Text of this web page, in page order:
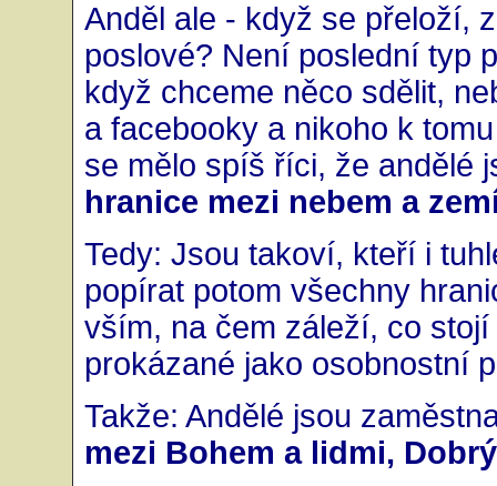
Anděl ale - když se přeloží,
poslové? Není poslední typ
když chceme něco sdělit,
a facebooky a nikoho k
se mělo spíš říci, že andělé
hranice mezi nebem a
Tedy: Jsou takoví, kteří i
popírat potom všechny
vším, na čem záleží, co
prokázané jako osobnostní
Takže: Andělé jsou
mezi Bohem a lidmi,